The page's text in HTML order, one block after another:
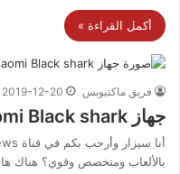
أكمل القراءة »
فريق ماكتيوبس 2019-12-20
جهاز Xiaomi Black shark
بالألعاب ومتخصص وقوي؟ هناك